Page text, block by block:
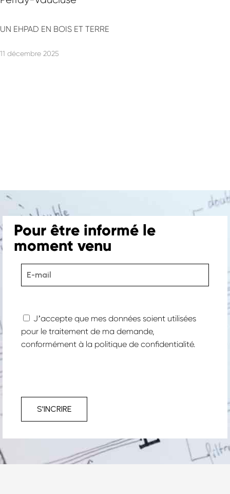
UN EHPAD EN BOIS ET TERRE
11 décembre 2025
Pour être informé le
moment venu
Jʼaccepte que mes données soient utilisées
pour le traitement de ma demande,
conformément à la politique de confidentialité.
S'INCRIRE